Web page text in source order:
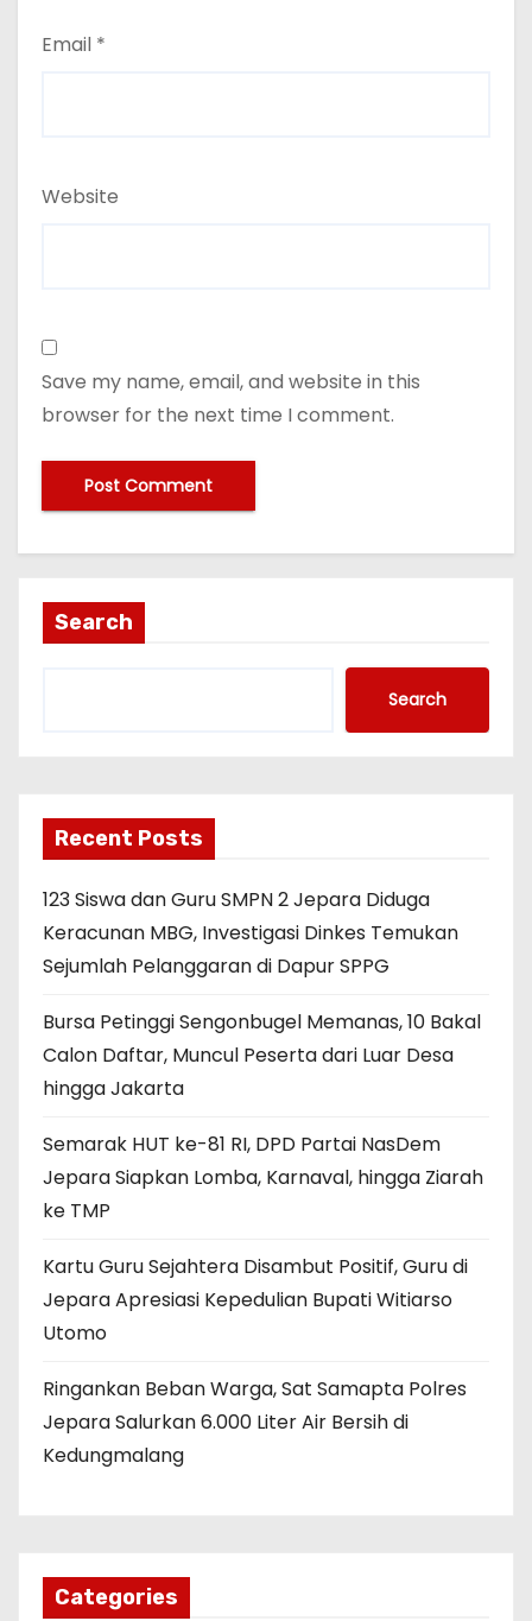
Email *
Website
Save my name, email, and website in this
browser for the next time I comment.
Search
Search
Recent Posts
123 Siswa dan Guru SMPN 2 Jepara Diduga
Keracunan MBG, Investigasi Dinkes Temukan
Sejumlah Pelanggaran di Dapur SPPG
Bursa Petinggi Sengonbugel Memanas, 10 Bakal
Calon Daftar, Muncul Peserta dari Luar Desa
hingga Jakarta
Semarak HUT ke-81 RI, DPD Partai NasDem
Jepara Siapkan Lomba, Karnaval, hingga Ziarah
ke TMP
Kartu Guru Sejahtera Disambut Positif, Guru di
Jepara Apresiasi Kepedulian Bupati Witiarso
Utomo
Ringankan Beban Warga, Sat Samapta Polres
Jepara Salurkan 6.000 Liter Air Bersih di
Kedungmalang
Categories